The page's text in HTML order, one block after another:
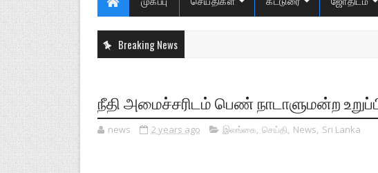
Breaking News
நீதி அமைச்சரிடம் பெண் நாடாளுமன்ற
news 2 years ago இலங்கை, செய்தி, News, Sri Lanka